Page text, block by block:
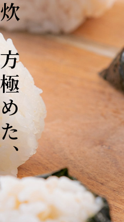
はんが
。
た、